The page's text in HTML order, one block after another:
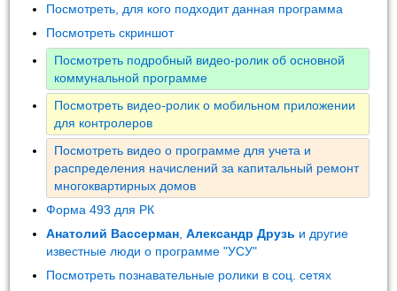
Посмотреть, для кого подходит данная программа
Посмотреть скриншот
Посмотреть подробный видео-ролик об основной
коммунальной программе
Посмотреть видео-ролик о мобильном приложении
для контролеров
Посмотреть видео о программе для учета и
распределения начислений за капитальный ремонт
многоквартирных домов
Форма 493 для РК
Анатолий Вассерман ,Александр Друзь и другие
известные люди о программе "УСУ"
Посмотреть познавательные ролики в соц. сетях